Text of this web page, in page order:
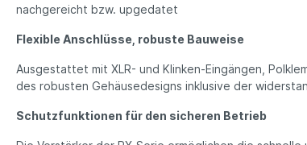
nachgereicht bzw. upgedatet
Flexible Anschlüsse, robuste Bauweise
Ausgestattet mit XLR- und Klinken-Eingängen,
des robusten Gehäusedesigns inklusive der
Schutzfunktionen für den sicheren Betrieb